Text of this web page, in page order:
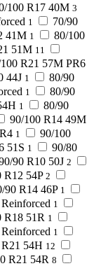
100 R17 40M 3
1
70/90
41M 1
80/100
51M 11
R21 57M PR6
44J 1
80/90
1
80/90
1
80/90
90/100 R14 49M
1
90/100
51S 1
90/80
90 R10 50J 2
R12 54P 2
90 R14 46P 1
1
R18 51R 1
1
54H 12
R21 54R 8